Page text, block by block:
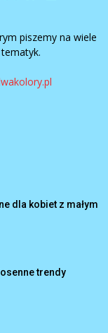
piszemy na wiele
dla kobiet z małym
trendy